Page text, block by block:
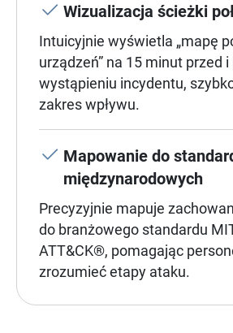
Wizualizacja ścieżki
Intuicyjnie wyświetla „mapę
urządzeń” na 15 minut przed i
wystąpieniu incydentu,
zakres wpływu.
Mapowanie do
międzynarodowych
Precyzyjnie mapuje
do branżowego standardu
ATT&CK®, pomagając
zrozumieć etapy ataku.